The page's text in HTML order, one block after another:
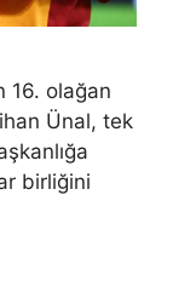
16. olağan
Ünal, tek
birliğini